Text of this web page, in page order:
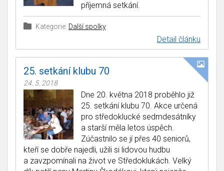
příjemná setkání.
Kategorie: Další spolky
Detail článku
25. setkání klubu 70
24. 5. 2018
Dne 20. května 2018 proběhlo již
25. setkání klubu 70. Akce určená
pro středoklucké sedmdesátníky
a starší měla letos úspěch.
Zúčastnilo se jí přes 40 seniorů,
kteří se dobře najedli, užili si lidovou hudbu
a zavzpomínali na život ve Středoklukách. Velký